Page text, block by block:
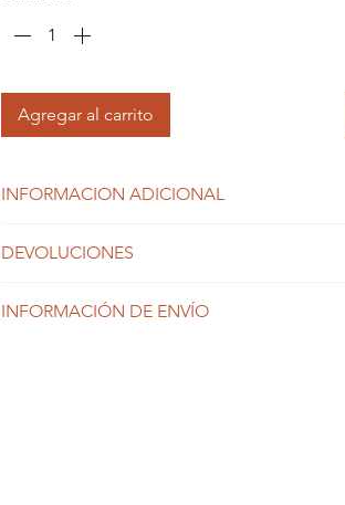
Agregar al carrito
INFORMACION ADICIONAL
DEVOLUCIONES
devolución
INFORMACIÓN DE ENVÍO